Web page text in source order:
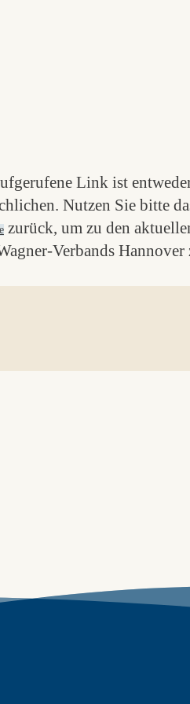
Link ist
Nutzen Sie bitte
zurück, um zu den
Verbands Hannover